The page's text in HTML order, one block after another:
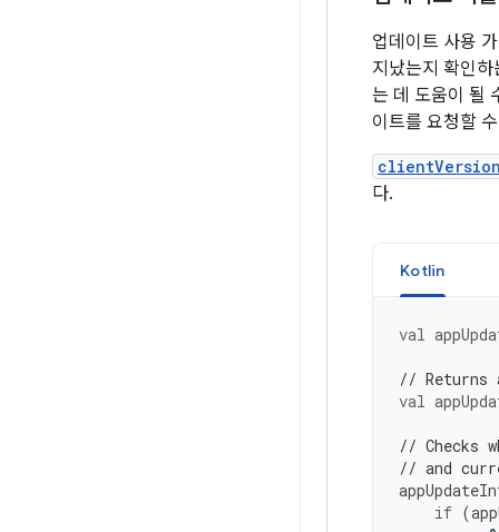
업데이트 사용
지났는지 확인
는 데 도움이 될
이트를 요청할
다.
Kotlin
val
// Returns
val
// Checks
// and
if (